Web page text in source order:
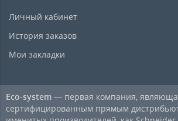
Личный кабинет
История заказов
Мои закладки
Eco-system — первая компания,
сертифицированным прямым